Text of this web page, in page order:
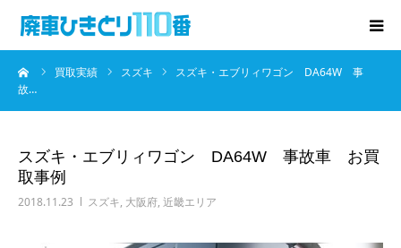
買取実績 スズキ
スズキ・エブリィワゴン DA64W 事
故…
スズキ・エブリィワゴン DA64W 事故車 お買
取事例
2018.11.23 スズキ, 大阪府, 近畿エリア
廃車･事故車の買取
無料査定